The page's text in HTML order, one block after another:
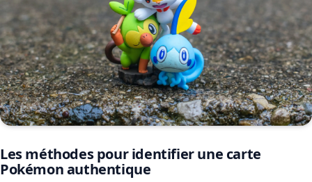
Les méthodes pour identifier une carte
Pokémon authentique